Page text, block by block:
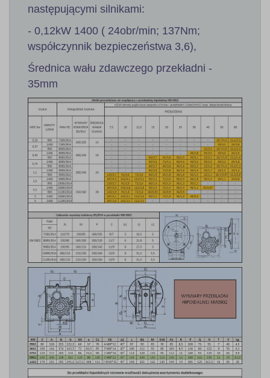
następującymi silnikami:
- 0,12kW 1400 ( 24obr/min; 137Nm;
współczynnik bezpieczeństwa 3,6),
Średnica wału zdawczego przekładni -
35mm